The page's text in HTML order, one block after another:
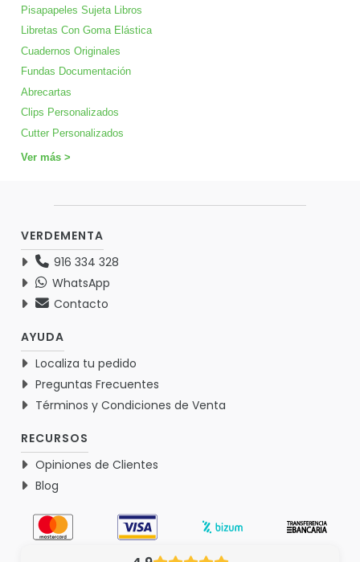
Pisapapeles Sujeta Libros
Libretas Con Goma Elástica
Cuadernos Originales
Fundas Documentación
Abrecartas
Clips Personalizados
Cutter Personalizados
Ver más >
VERDEMENTA
916 334 328
WhatsApp
Contacto
AYUDA
Localiza tu pedido
Preguntas Frecuentes
Términos y Condiciones de Venta
RECURSOS
Opiniones de Clientes
Blog